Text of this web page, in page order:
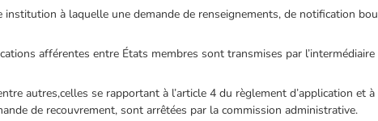
à laquelle une demande de renseignements, de notification
afférentes entre États membres sont transmises par
autres,celles se rapportant à l’article 4 du règlement d’application et
de recouvrement, sont arrêtées par la commission administrative.